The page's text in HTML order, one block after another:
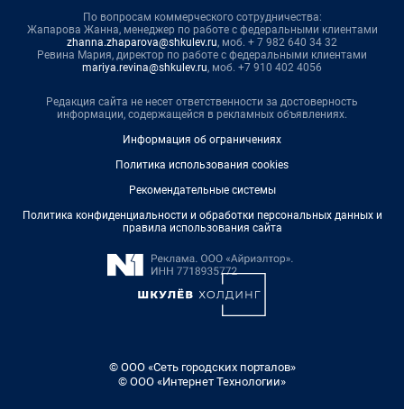
По вопросам коммерческого сотрудничества:
Жапарова Жанна, менеджер по работе с федеральными клиентами
zhanna.zhaparova@shkulev.ru, моб. + 7 982 640 34 32
Ревина Мария, директор по работе с федеральными клиентами
mariya.revina@shkulev.ru, моб. +7 910 402 4056
Редакция сайта не несет ответственности за достоверность
информации, содержащейся в рекламных объявлениях.
Информация об ограничениях
Политика использования cookies
Рекомендательные системы
Политика конфиденциальности и обработки персональных данных и
правила использования сайта
© ООО «Сеть городских порталов»
© ООО «Интернет Технологии»